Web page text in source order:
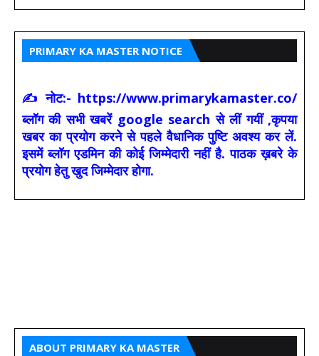
PRIMARY KA MASTER NOTICE
✍ नोट:- https://www.primarykamaster.co/
ब्लॉग की सभी खबरें google search से लीं गयीं ,कृपया
खबर का प्रयोग करने से पहले वैधानिक पुष्टि अवश्य कर लें.
इसमें ब्लॉग एडमिन की कोई जिम्मेदारी नहीं है. पाठक ख़बरे के
प्रयोग हेतु खुद जिम्मेदार होगा.
ABOUT PRIMARY KA MASTER